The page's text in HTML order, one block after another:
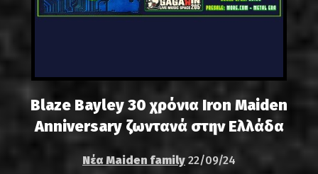
Blaze Bayley 30 χρόνια Iron Maiden
Anniversary ζωντανά στην Ελλάδα
Νέα Maiden family 22/09/24